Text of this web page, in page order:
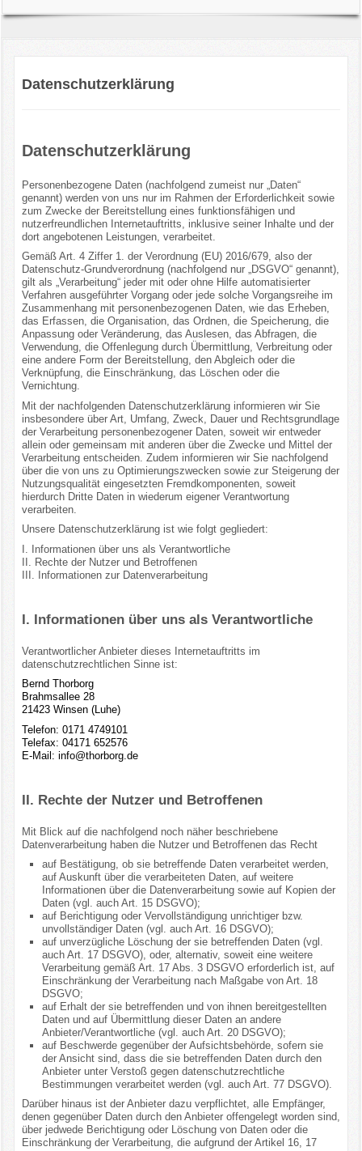
Datenschutzerklärung
Datenschutzerklärung
Personenbezogene Daten (nachfolgend zumeist nur „Daten“
genannt) werden von uns nur im Rahmen der Erforderlichkeit sowie
zum Zwecke der Bereitstellung eines funktionsfähigen und
nutzerfreundlichen Internetauftritts, inklusive seiner Inhalte und der
dort angebotenen Leistungen, verarbeitet.
Gemäß Art. 4 Ziffer 1. der Verordnung (EU) 2016/679, also der
Datenschutz-Grundverordnung (nachfolgend nur „DSGVO“ genannt),
gilt als „Verarbeitung“ jeder mit oder ohne Hilfe automatisierter
Verfahren ausgeführter Vorgang oder jede solche Vorgangsreihe im
Zusammenhang mit personenbezogenen Daten, wie das Erheben,
das Erfassen, die Organisation, das Ordnen, die Speicherung, die
Anpassung oder Veränderung, das Auslesen, das Abfragen, die
Verwendung, die Offenlegung durch Übermittlung, Verbreitung oder
eine andere Form der Bereitstellung, den Abgleich oder die
Verknüpfung, die Einschränkung, das Löschen oder die
Vernichtung.
Mit der nachfolgenden Datenschutzerklärung informieren wir Sie
insbesondere über Art, Umfang, Zweck, Dauer und Rechtsgrundlage
der Verarbeitung personenbezogener Daten, soweit wir entweder
allein oder gemeinsam mit anderen über die Zwecke und Mittel der
Verarbeitung entscheiden. Zudem informieren wir Sie nachfolgend
über die von uns zu Optimierungszwecken sowie zur Steigerung der
Nutzungsqualität eingesetzten Fremdkomponenten, soweit
hierdurch Dritte Daten in wiederum eigener Verantwortung
verarbeiten.
Unsere Datenschutzerklärung ist wie folgt gegliedert:
I. Informationen über uns als Verantwortliche
II. Rechte der Nutzer und Betroffenen
III. Informationen zur Datenverarbeitung
I. Informationen über uns als Verantwortliche
Verantwortlicher Anbieter dieses Internetauftritts im
datenschutzrechtlichen Sinne ist:
Bernd Thorborg
Brahmsallee 28
21423 Winsen (Luhe)
Telefon: 0171 4749101
Telefax: 04171 652576
E-Mail: info@thorborg.de
II. Rechte der Nutzer und Betroffenen
Mit Blick auf die nachfolgend noch näher beschriebene
Datenverarbeitung haben die Nutzer und Betroffenen das Recht
auf Bestätigung, ob sie betreffende Daten verarbeitet werden,
auf Auskunft über die verarbeiteten Daten, auf weitere
Informationen über die Datenverarbeitung sowie auf Kopien der
Daten (vgl. auch Art. 15 DSGVO);
auf Berichtigung oder Vervollständigung unrichtiger bzw.
unvollständiger Daten (vgl. auch Art. 16 DSGVO);
auf unverzügliche Löschung der sie betreffenden Daten (vgl.
auch Art. 17 DSGVO), oder, alternativ, soweit eine weitere
Verarbeitung gemäß Art. 17 Abs. 3 DSGVO erforderlich ist, auf
Einschränkung der Verarbeitung nach Maßgabe von Art. 18
DSGVO;
auf Erhalt der sie betreffenden und von ihnen bereitgestellten
Daten und auf Übermittlung dieser Daten an andere
Anbieter/Verantwortliche (vgl. auch Art. 20 DSGVO);
auf Beschwerde gegenüber der Aufsichtsbehörde, sofern sie
der Ansicht sind, dass die sie betreffenden Daten durch den
Anbieter unter Verstoß gegen datenschutzrechtliche
Bestimmungen verarbeitet werden (vgl. auch Art. 77 DSGVO).
Darüber hinaus ist der Anbieter dazu verpflichtet, alle Empfänger,
denen gegenüber Daten durch den Anbieter offengelegt worden sind,
über jedwede Berichtigung oder Löschung von Daten oder die
Einschränkung der Verarbeitung, die aufgrund der Artikel 16, 17